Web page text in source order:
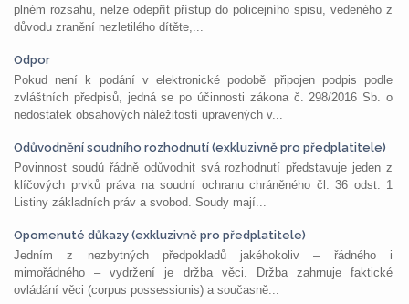
plném rozsahu, nelze odepřít přístup do policejního spisu, vedeného z
důvodu zranění nezletilého dítěte,...
Odpor
Pokud není k podání v elektronické podobě připojen podpis podle
zvláštních předpisů, jedná se po účinnosti zákona č. 298/2016 Sb. o
nedostatek obsahových náležitostí upravených v...
Odůvodnění soudního rozhodnutí (exkluzivně pro předplatitele)
Povinnost soudů řádně odůvodnit svá rozhodnutí představuje jeden z
klíčových prvků práva na soudní ochranu chráněného čl. 36 odst. 1
Listiny základních práv a svobod. Soudy mají...
Opomenuté důkazy (exkluzivně pro předplatitele)
Jedním z nezbytných předpokladů jakéhokoliv – řádného i
mimořádného – vydržení je držba věci. Držba zahrnuje faktické
ovládání věci (corpus possessionis) a současně...